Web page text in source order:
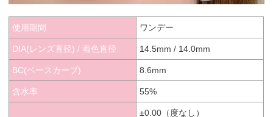
使用期間 ワンデー
DIA(レンズ直径) / 着色直径 14.5mm / 14.0mm
BC(ベースカーブ) 8.6mm
含水率 55%
±0.00（度なし）